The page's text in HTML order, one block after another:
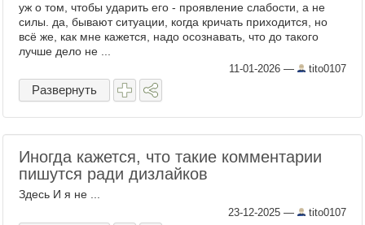
уж о том, чтобы ударить его - проявление слабости, а не
силы. да, бывают ситуации, когда кричать приходится, но
всё же, как мне кажется, надо осознавать, что до такого
лучше дело не ...
11-01-2026 — tito0107
Развернуть
Иногда кажется, что такие комментарии
пишутся ради дизлайков
Здесь И я не ...
23-12-2025 — tito0107